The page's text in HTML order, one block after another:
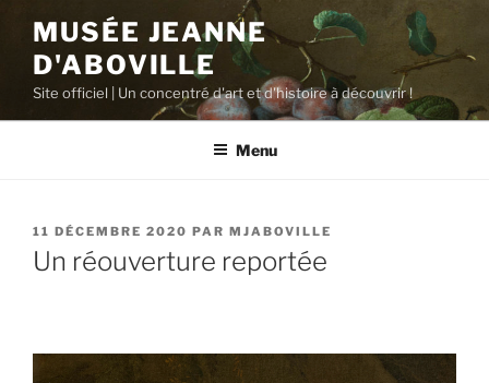
contenu
principal
MUSÉE JEANNE
D'ABOVILLE
Site officiel | Un concentré d'art et d'histoire à découvrir !
Menu
PUBLIÉ
LE
11 DÉCEMBRE 2020 PAR MJABOVILLE
Un réouverture reportée